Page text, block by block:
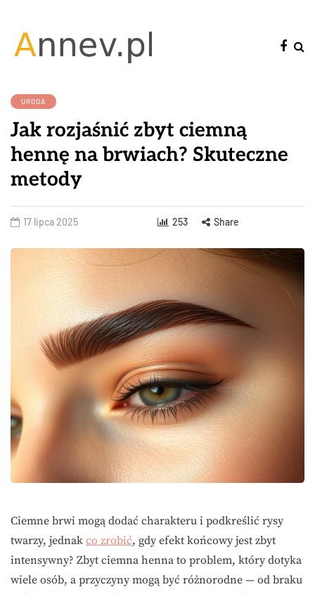
URODA
Jak rozjaśnić zbyt ciemną
hennę na brwiach? Skuteczne
metody
17 lipca 2025 253 Share
Ciemne brwi mogą dodać charakteru i podkreślić rysy
twarzy, jednak co zrobić, gdy efekt końcowy jest zbyt
intensywny? Zbyt ciemna henna to problem, który dotyka
wiele osób, a przyczyny mogą być różnorodne — od braku